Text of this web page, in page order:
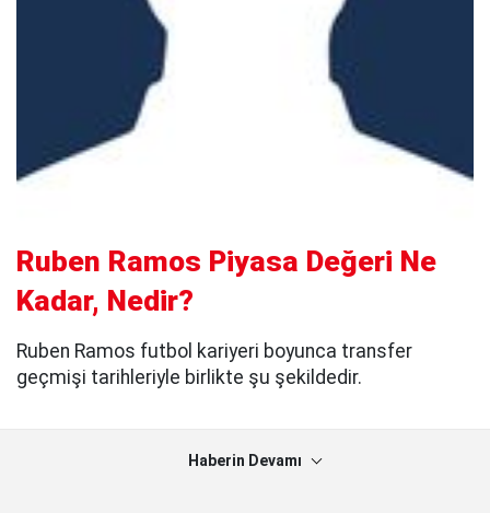
Ruben Ramos Piyasa Değeri Ne
Kadar, Nedir?
Ruben Ramos futbol kariyeri boyunca transfer
geçmişi tarihleriyle birlikte şu şekildedir.
Haberin Devamı